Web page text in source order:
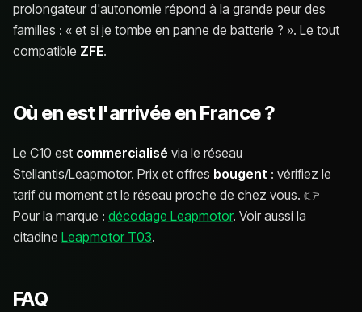
prolongateur d'autonomie répond à la grande peur des
familles : « et si je tombe en panne de batterie ? ». Le tout
compatible ZFE.
Où en est l'arrivée en France ?
Le C10 est commercialisé via le réseau
Stellantis/Leapmotor. Prix et offres bougent : vérifiez le
tarif du moment et le réseau proche de chez vous. 👉
Pour la marque : décodage Leapmotor. Voir aussi la
citadine Leapmotor T03.
FAQ